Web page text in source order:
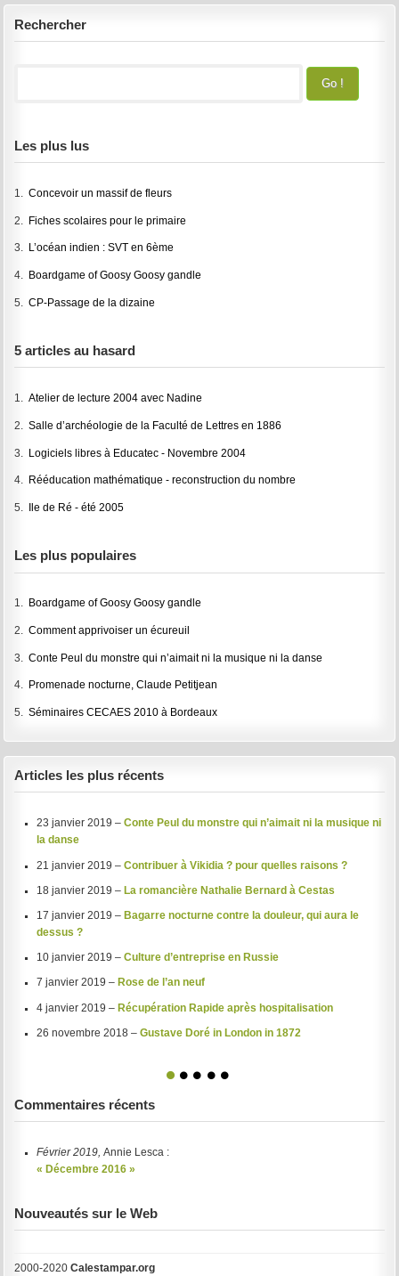
Rechercher
Les plus lus
1.Concevoir un massif de fleurs
2. Fiches scolaires pour le primaire
3. L’océan indien : SVT en 6ème
4. Boardgame of Goosy Goosy gandle
5.CP-Passage de la dizaine
5 articles au hasard
1.Atelier de lecture 2004 avec Nadine
2.Salle d’archéologie de la Faculté de Lettres en 1886
3. Logiciels libres à Educatec - Novembre 2004
4. Rééducation mathématique - reconstruction du nombre
5. Ile de Ré - été 2005
Les plus populaires
1. Boardgame of Goosy Goosy gandle
2.Comment apprivoiser un écureuil
3.Conte Peul du monstre qui n’aimait ni la musique ni la danse
4. Promenade nocturne, Claude Petitjean
5.Séminaires CECAES 2010 à Bordeaux
Articles les plus récents
23 janvier 2019 – Conte Peul du monstre qui n’aimait ni la musique ni
la danse
21 janvier 2019 – Contribuer à Vikidia ? pour quelles raisons ?
18 janvier 2019 – La romancière Nathalie Bernard à Cestas
17 janvier 2019 – Bagarre nocturne contre la douleur, qui aura le
dessus ?
10 janvier 2019 – Culture d’entreprise en Russie
7 janvier 2019 – Rose de l’an neuf
4 janvier 2019 – Récupération Rapide après hospitalisation
26 novembre 2018 – Gustave Doré in London in 1872
1 2 3 4 5
Commentaires récents
Février 2019, Annie Lesca :
« Décembre 2016 »
Nouveautés sur le Web
2000-2020Calestampar.org